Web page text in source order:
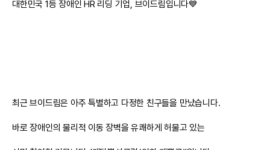
대한민국 1등 장애인 HR 리딩 기업, 브이드림입니다💙
최근 브이드림은 아주 특별하고 다정한 친구들을 만났습니다.
바로 장애인의 물리적 이동 장벽을 유쾌하게 허물고 있는